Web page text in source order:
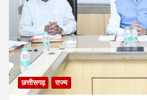
छत्तीसगढ़ राज्य